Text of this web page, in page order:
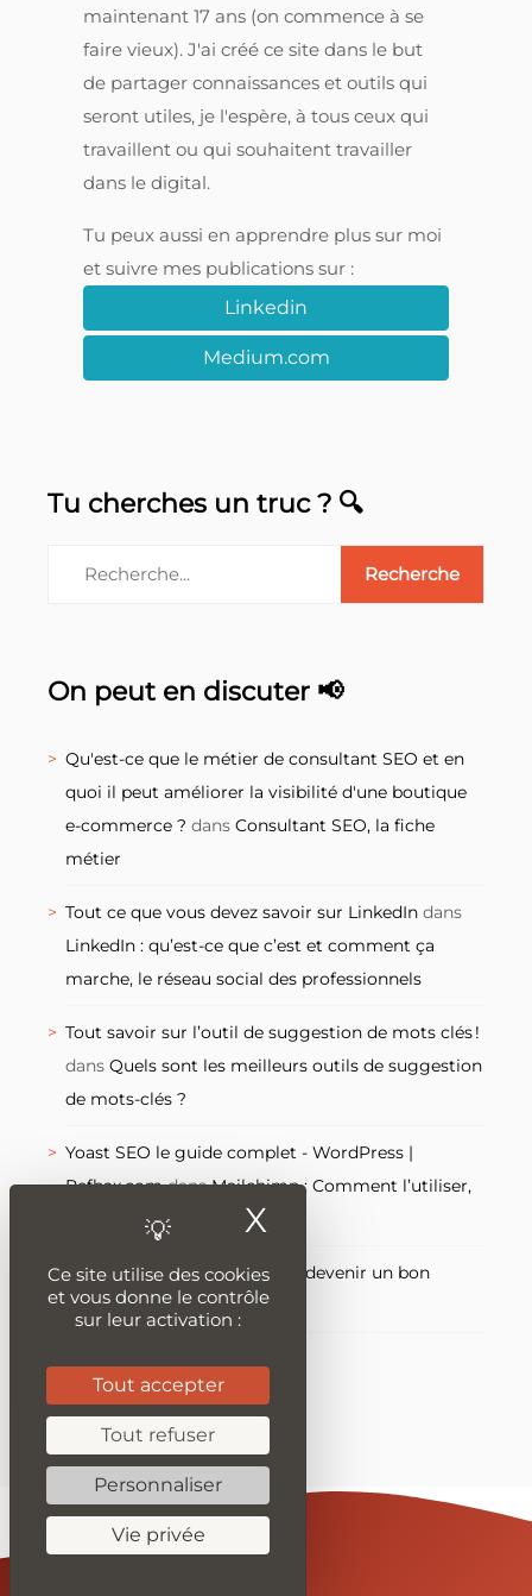
maintenant 17 ans (on commence à se
faire vieux). J'ai créé ce site dans le but
de partager connaissances et outils qui
seront utiles, je l'espère, à tous ceux qui
travaillent ou qui souhaitent travailler
dans le digital.
Tu peux aussi en apprendre plus sur moi
et suivre mes publications sur :
Linkedin
Medium.com
Tu cherches un truc ? 🔍
On peut en discuter 📢
Qu'est-ce que le métier de consultant SEO et en
quoi il peut améliorer la visibilité d'une boutique
e-commerce ? dans Consultant SEO, la fiche
métier
Tout ce que vous devez savoir sur LinkedIn dans
LinkedIn : qu’est-ce que c’est et comment ça
marche, le réseau social des professionnels
Tout savoir sur l’outil de suggestion de mots clés !
dans Quels sont les meilleurs outils de suggestion
de mots-clés ?
Yoast SEO le guide complet - WordPress |
Refbax.comdansMailchimp : Comment l’utiliser,
le guide complet
clic monkey dansComment devenir un bon
rédacteur web ?
Ce site utilise des cookies
et vous donne le contrôle
sur leur activation :
Tout accepter
Tout refuser
Personnaliser
Vie privée
X